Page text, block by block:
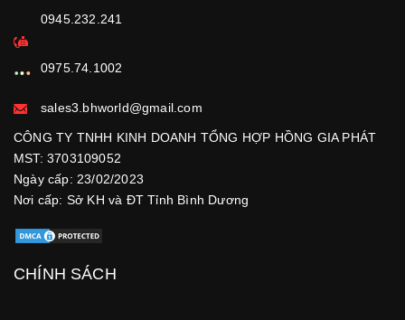
0945.232.241
0975.74.1002
sales3.bhworld@gmail.com
CÔNG TY TNHH KINH DOANH TỔNG HỢP HỒNG GIA PHÁT
MST: 3703109052
Ngày cấp: 23/02/2023
Nơi cấp: Sở KH và ĐT Tỉnh Bình Dương
CHÍNH SÁCH